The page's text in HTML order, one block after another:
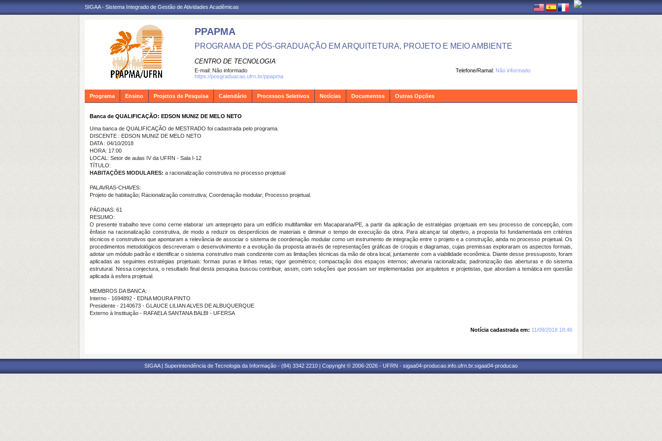
SIGAA - Sistema Integrado de Gestão de Atividades Acadêmicas
PPAPMA
PROGRAMA DE PÓS-GRADUAÇÃO EM ARQUITETURA, PROJETO E MEIO AMBIENTE
CENTRO DE TECNOLOGIA
Telefone/Ramal: Não informado
E-mail: Não informado
https://posgraduacao.ufrn.br/ppapma
Programa Ensino Projetos de Pesquisa Calendário Processos Seletivos Notícias Documentos Outras Opções
Banca de QUALIFICAÇÃO: EDSON MUNIZ DE MELO NETO
Uma banca de QUALIFICAÇÃO de MESTRADO foi cadastrada pelo programa.
DISCENTE : EDSON MUNIZ DE MELO NETO
DATA : 04/10/2018
HORA: 17:00
LOCAL: Setor de aulas IV da UFRN - Sala I-12
TÍTULO:
HABITAÇÕES MODULARES: a racionalização construtiva no processo projetual
PALAVRAS-CHAVES:
Projeto de habitação; Racionalização construtiva; Coordenação modular; Processo projetual.
PÁGINAS: 61
RESUMO:
O presente trabalho teve como cerne elaborar um anteprojeto para um edifício multifamiliar em Macaparana/PE, a partir da aplicação de estratégias projetuais em seu processo de concepção, com
ênfase na racionalização construtiva, de modo a reduzir os desperdícios de materiais e diminuir o tempo de execução da obra. Para alcançar tal objetivo, a proposta foi fundamentada em critérios
técnicos e construtivos que apontaram a relevância de associar o sistema de coordenação modular como um instrumento de integração entre o projeto e a construção, ainda no processo projetual. Os
procedimentos metodológicos descreveram o desenvolvimento e a evolução da proposta através de representações gráficas de croquis e diagramas, cujas premissas exploraram os aspectos formais,
adotar um módulo padrão e identificar o sistema construtivo mais condizente com as limitações técnicas da mão de obra local, juntamente com a viabilidade econômica. Diante desse pressuposto, foram
aplicadas as seguintes estratégias projetuais: formas puras e linhas retas; rigor geométrico; compactação dos espaços internos; alvenaria racionalizada; padronização das aberturas e do sistema
estrutural. Nessa conjectura, o resultado final desta pesquisa buscou contribuir, assim, com soluções que possam ser implementadas por arquitetos e projetistas, que abordam a temática em questão
aplicada à esfera projetual.
MEMBROS DA BANCA:
Interno - 1694892 - EDNA MOURA PINTO
Presidente - 2140673 - GLAUCE LILIAN ALVES DE ALBUQUERQUE
Externo à Instituição - RAFAELA SANTANA BALBI - UFERSA
Notícia cadastrada em: 11/09/2018 18:46
SIGAA | Superintendência de Tecnologia da Informação - (84) 3342 2210 | Copyright © 2006-2026 - UFRN - sigaa04-producao.info.ufrn.br.sigaa04-producao